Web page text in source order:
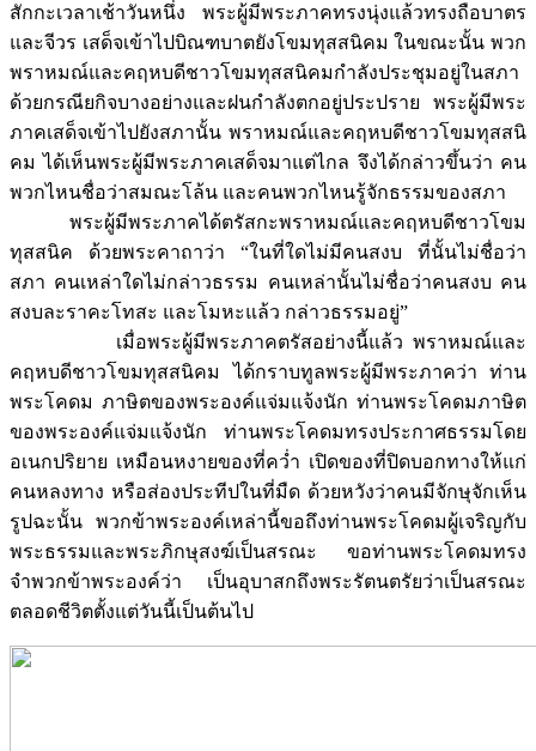
สักกะเวลาเช้าวันหนึ่ง พระผู้มีพระภาคทรงนุ่งแล้วทรงถือบาตร
และจีวร เสด็จเข้าไปบิณฑบาตยังโขมทุสสนิคม ในขณะนั้น พวก
พราหมณ์และคฤหบดีชาวโขมทุสสนิคมกำลังประชุมอยู่ในสภา
ด้วยกรณียกิจบางอย่างและฝนกำลังตกอยู่ประปราย พระผู้มีพระ
ภาคเสด็จเข้าไปยังสภานั้น พราหมณ์และคฤหบดีชาวโขมทุสสนิ
คม ได้เห็นพระผู้มีพระภาคเสด็จมาแต่ไกล จึงได้กล่าวขึ้นว่า คน
พวกไหนชื่อว่าสมณะโล้น และคนพวกไหนรู้จักธรรมของสภา
พระผู้มีพระภาคได้ตรัสกะพราหมณ์และคฤหบดีชาวโขม
ทุสสนิค ด้วยพระคาถาว่า “ในที่ใดไม่มีคนสงบ ที่นั้นไม่ชื่อว่า
สภา คนเหล่าใดไม่กล่าวธรรม คนเหล่านั้นไม่ชื่อว่าคนสงบ คน
สงบละราคะโทสะ และโมหะแล้ว กล่าวธรรมอยู่”
เมื่อพระผู้มีพระภาคตรัสอย่างนี้แล้ว พราหมณ์และ
คฤหบดีชาวโขมทุสสนิคม ได้กราบทูลพระผู้มีพระภาคว่า ท่าน
พระโคดม ภาษิตของพระองค์แจ่มแจ้งนัก ท่านพระโคดมภาษิต
ของพระองค์แจ่มแจ้งนัก ท่านพระโคดมทรงประกาศธรรมโดย
อเนกปริยาย เหมือนหงายของที่คว่ำ เปิดของที่ปิดบอกทางให้แก่
คนหลงทาง หรือส่องประทีปในที่มืด ด้วยหวังว่าคนมีจักษุจักเห็น
รูปฉะนั้น พวกข้าพระองค์เหล่านี้ขอถึงท่านพระโคดมผู้เจริญกับ
พระธรรมและพระภิกษุสงฆ์เป็นสรณะ ขอท่านพระโคดมทรง
จำพวกข้าพระองค์ว่า เป็นอุบาสกถึงพระรัตนตรัยว่าเป็นสรณะ
ตลอดชีวิตตั้งแต่วันนี้เป็นต้นไป